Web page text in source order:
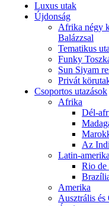
Luxus utak
Újdonság
Afrika négy
Balázzsal
Tematikus
Funky
Sun Siyam
Privát
Csoportos utazások
Afrika
Dél-
Az
Latin-amerika
Rio de
Amerika
Ausztrális és